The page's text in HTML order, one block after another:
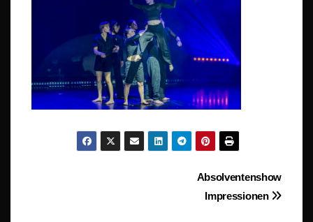
BeitragsnavigationAbsolventenshow
Impressionen